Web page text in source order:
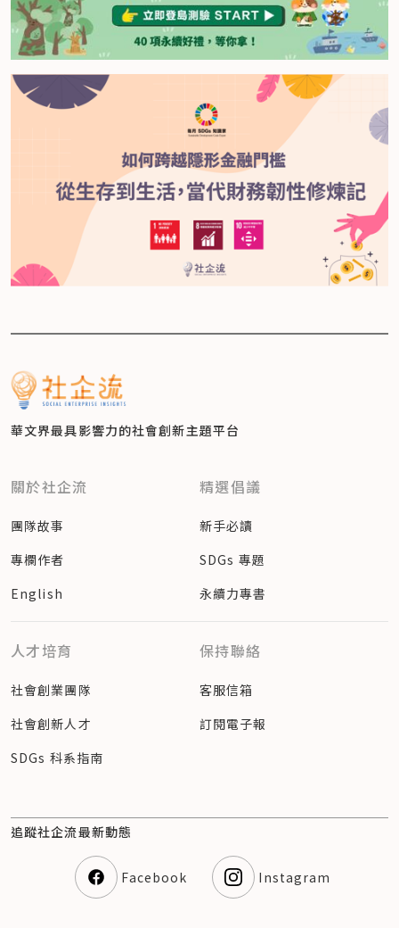
華文界最具影響力的社會創新主題平台
關於社企流
團隊故事
專欄作者
English
精選倡議
新手必讀
SDGs 專題
永續力專書
人才培育
社會創業團隊
社會創新人才
SDGs 科系指南
保持聯絡
客服信箱
訂閱電子報
追蹤社企流最新動態
Facebook Instagram